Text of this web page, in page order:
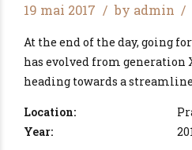
19 mai 2017 by admin
At the end of the day, going
has evolved from generation
heading towards a
Location:
Year: